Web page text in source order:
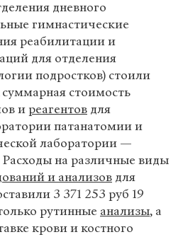
дневного
гимнастические
реабилитации и
для отделения
подростков) стоили
стоимость
иреагентов для
патанатомии и
лаборатории —
Расходы на различные виды
и анализов для
3 371 253 руб 19
рутинные анализы, а
крови и костного